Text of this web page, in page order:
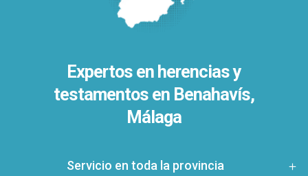
Expertos en herencias y
testamentos en Benahavís,
Málaga
Servicio en toda la provincia